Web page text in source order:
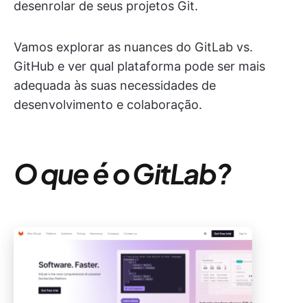
desenrolar de seus projetos Git.
Vamos explorar as nuances do GitLab vs.
GitHub e ver qual plataforma pode ser mais
adequada às suas necessidades de
desenvolvimento e colaboração.
O que é o GitLab?